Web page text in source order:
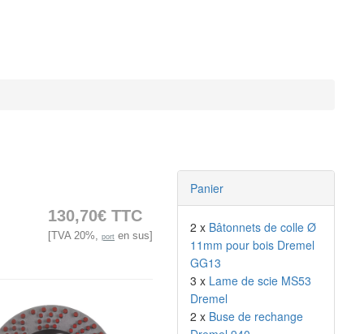
130,70€ TTC
[TVA 20%, port en sus]
Panier
2 x Bâtonnets de colle Ø
11mm pour bois Dremel
GG13
3 x Lame de scie MS53
Dremel
2 x Buse de rechange